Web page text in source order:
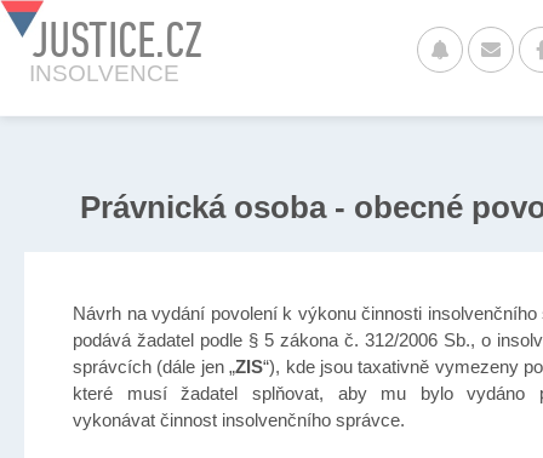
JUSTICE.CZ
INSOLVENCE
Právnická osoba - obecné
Návrh na vydání povolení k výkonu činnosti insolvenčního
podává žadatel podle § 5 zákona č. 312/2006 Sb., o
správcích (dále jen „ZIS“), kde jsou taxativně vymezeny
které musí žadatel splňovat, aby mu bylo vydáno
vykonávat činnost insolvenčního správce.